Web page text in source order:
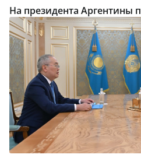
На президента Аргентины